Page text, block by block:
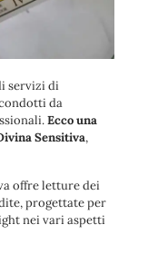
servizi di
da
Ecco una
Sensitiva,
offre letture dei
progettate per
nei vari aspetti